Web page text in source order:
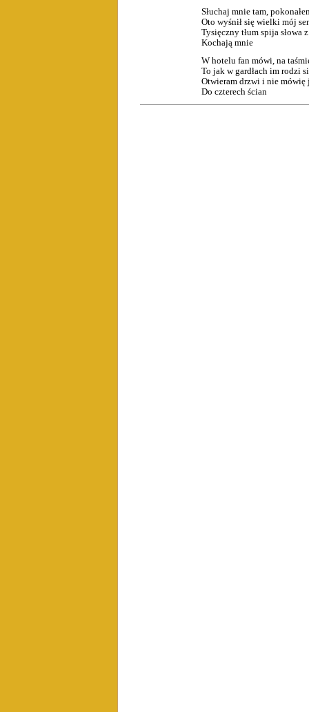
Słuchaj mnie tam,
Oto wyśnił się wielki mój
Tysięczny tłum spija słowa
Kochają mnie
W hotelu fan mówi, na
To jak w gardłach im rodzi
Otwieram drzwi i nie mówię
Do czterech ścian